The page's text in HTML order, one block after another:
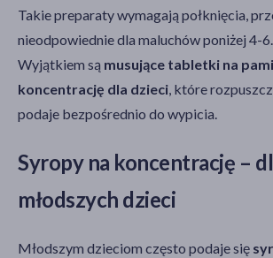
Takie preparaty wymagają połknięcia,
nieodpowiednie dla maluchów poniżej 4-
Wyjątkiem są musujące tabletki na
koncentrację dla dzieci, które
podaje bezpośrednio do wypicia.
Syropy na koncentrację –
młodszych dzieci
Młodszym dzieciom często podaje się